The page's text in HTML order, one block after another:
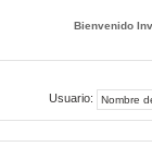
Bienvenido
Usuario: